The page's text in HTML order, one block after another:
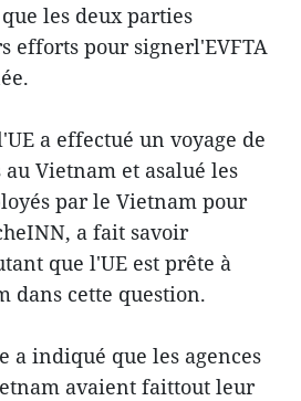
les deux parties
efforts pour signerl'EVFTA
a effectué un voyage de
Vietnam et asalué les
par le Vietnam pour
a fait savoir
que l'UE est prête à
dans cette question.
a indiqué que les agences
avaient faittout leur